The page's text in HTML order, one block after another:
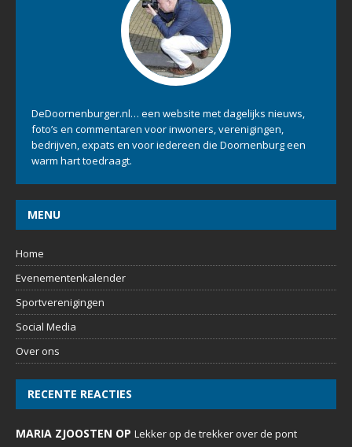
DeDoornenburger.nl… een website met dagelijks nieuws,
foto’s en commentaren voor inwoners, verenigingen,
bedrijven, expats en voor iedereen die Doornenburg een
warm hart toedraagt.
MENU
Home
Evenementenkalender
Sportverenigingen
Social Media
Over ons
RECENTE REACTIES
MARIA ZJOOSTEN OP Lekker op de trekker over de pont